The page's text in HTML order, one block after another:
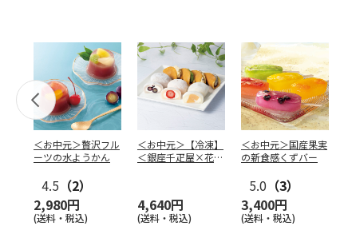
＜お中元＞贅沢フル
ーツの水ようかん
4.5 （2）
2,980円
(送料・税込)
＜お中元＞【冷凍】
＜銀座千疋屋×花園
4,640円
(送料・税込)
＜お中元＞国産果実
の新食感くずバー
5.0 （3）
3,400円
(送料・税込)